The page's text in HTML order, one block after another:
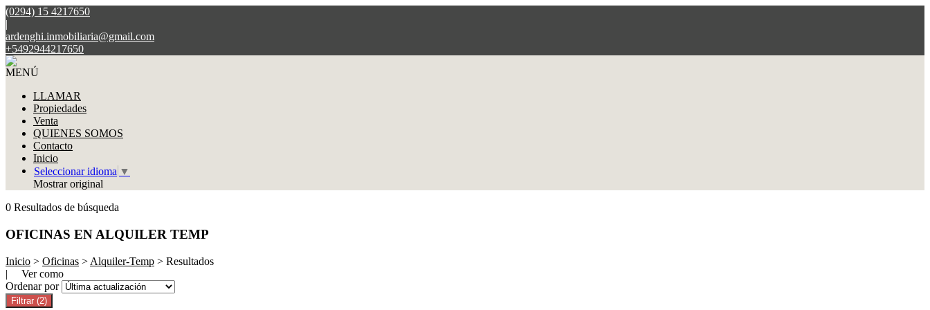
(0294) 15 4217650
|
ardenghi.inmobiliaria@gmail.com
+5492944217650
MENÚ
LLAMAR
Propiedades
Venta
QUIENES SOMOS
Contacto
Inicio
Seleccionar idioma ▼
Mostrar original
0 Resultados de búsqueda
OFICINAS EN ALQUILER TEMP
Inicio > Oficinas > Alquiler-Temp > Resultados
| Ver como
Ordenar por
Filtrar (2)